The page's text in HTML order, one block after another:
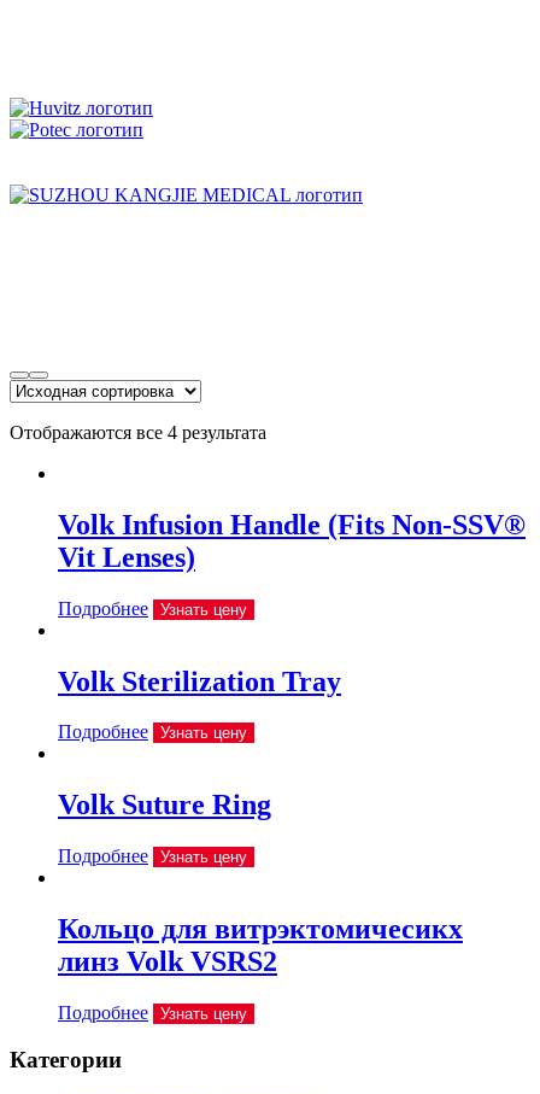
Отображаются все 4 результата
Volk Infusion Handle (Fits Non-SSV®
Vit Lenses)
Подробнее Узнать цену
Volk Sterilization Tray
Подробнее Узнать цену
Volk Suture Ring
Подробнее Узнать цену
Кольцо для витрэктомичесикх
линз Volk VSRS2
Подробнее Узнать цену
Категории